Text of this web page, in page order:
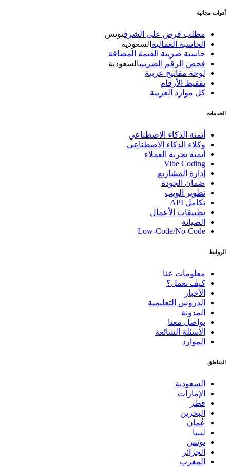
أدوات مجانية
مطلب قرض على الشرف تونس
الحاسبة العماليةالسعودية
حاسبة ضريبة القيمة المضافة
فحص الرقم الضريبيالسعودية
لوحة مفاتيح عربية
تفقيط الأرقام
كل موارد العربية
الخدمات
أتمتة الذكاء الاصطناعي
وكلاء الذكاء الاصطناعي
أتمتة تجربة العملاء
Vibe Coding
إدارة المشاريع
ضمان الجودة
تطوير الويب
تكامل API
تطبيقات الأعمال
الصيانة
Low-Code/No-Code
الروابط
معلومات عنا
كيف نعمل؟
الأخبار
الدروس التعليمية
المدونة
تواصل معنا
الأسئلة الشائعة
الموارد
المناطق
السعودية
الإمارات
قطر
البحرين
عُمان
ليبيا
تونس
الجزائر
المغرب